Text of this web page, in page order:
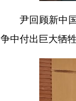
尹回顾新中
争中付出巨大牺